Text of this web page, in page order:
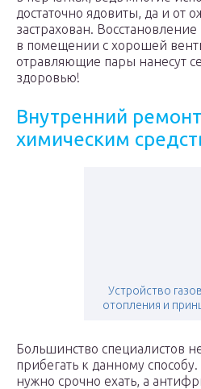
достаточно ядовиты, да и от
застрахован.
в помещении с хорошей
отравляющие пары нанесут
здоровью!
Внутренний
химическим
Устройство
отопления и
Большинство специалистов
прибегать к данному
нужно срочно ехать, а